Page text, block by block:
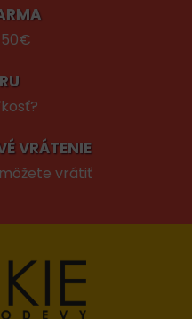
50€
VRÁTENIE
vrátiť